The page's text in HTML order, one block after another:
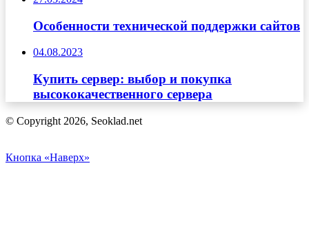
Особенности технической поддержки сайтов
04.08.2023
Купить сервер: выбор и покупка
высококачественного сервера
© Copyright 2026, Seoklad.net
Кнопка «Наверх»